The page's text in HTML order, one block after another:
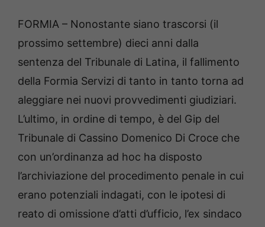
FORMIA – Nonostante siano trascorsi (il
prossimo settembre) dieci anni dalla
sentenza del Tribunale di Latina, il fallimento
della Formia Servizi di tanto in tanto torna ad
aleggiare nei nuovi provvedimenti giudiziari.
L’ultimo, in ordine di tempo, è del Gip del
Tribunale di Cassino Domenico Di Croce che
con un’ordinanza ad hoc ha disposto
l’archiviazione del procedimento penale in cui
erano potenziali indagati, con le ipotesi di
reato di omissione d’atti d’ufficio, l’ex sindaco